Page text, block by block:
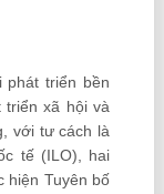
phát triển bền
triển xã hội và
với tư cách là
tế (ILO), hai
hiện Tuyên bố